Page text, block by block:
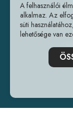
A felhasználói
alkalmaz. Az
süti
lehetősége van